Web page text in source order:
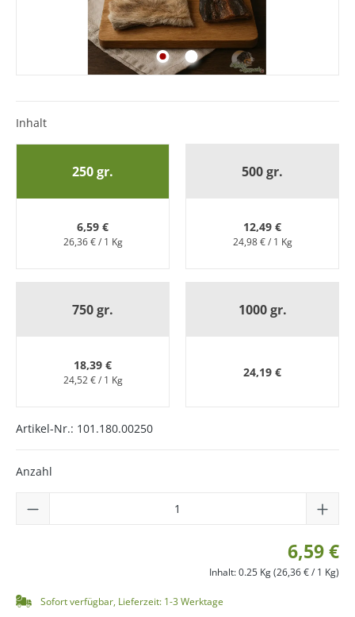
Inhalt
250 gr.
6,59 €
26,36 € / 1 Kg
500 gr.
12,49 €
24,98 € / 1 Kg
750 gr.
18,39 €
24,52 € / 1 Kg
1000 gr.
24,19 €
Artikel-Nr.: 101.180.00250
Anzahl
6,59 €
Inhalt:0.25 Kg(26,36 € / 1 Kg)
Sofort verfügbar, Lieferzeit: 1-3 Werktage